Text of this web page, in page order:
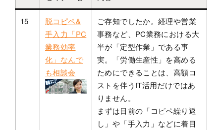
15
脱コピペ&
手入力「PC
業務効率
化」なんで
も相談会
ご存知でしたか。経理や営業
事務など、PC業務における大
半が「定型作業」である事
実。「労働生産性」を高める
ためにできることは、高額コ
ストを伴うIT活用だけではあ
りません。
まずは目前の「コピペ繰り返
し」や「手入力」などに着目